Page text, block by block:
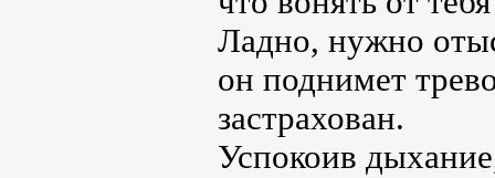
Ладно, нужно
он поднимет
застрахован.
Успокоив